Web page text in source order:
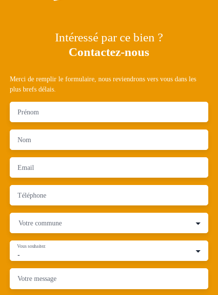
Intéressé par ce bien ?
Contactez-nous
Merci de remplir le formulaire, nous reviendrons vers vous dans les
plus brefs délais.
Prénom
Nom
Email
Téléphone
Votre commune
-
Vous souhaitez
Votre message